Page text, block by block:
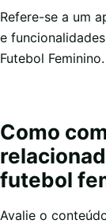
Refere-se a um
e
Futebol Feminino.
Como
futebol
Avalie o